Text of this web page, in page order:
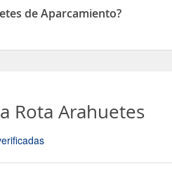
de Aparcamiento?
Rota Arahuetes